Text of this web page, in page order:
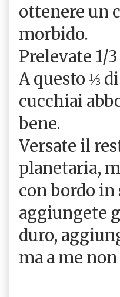
ottenere un
morbido.
Prelevate 1/
A questo ⅓
cucchiai
bene.
Versate il
planetaria,
con bordo
aggiungete
duro,
ma a me